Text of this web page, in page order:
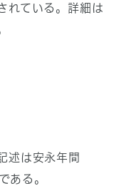
れている。詳細は
述は安永年間
ある。